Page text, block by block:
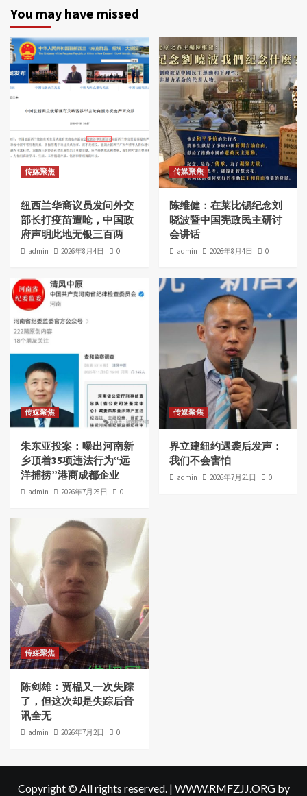
分
页
You may have missed
传媒聚焦
纽西兰华裔议员发问外交
部长打疫苗遭呛，中国政
府声明此地无银三百两
admin 2026年8月4日 0
传媒聚焦
陈维健：在莱比锡纪念刘
晓波暨中国宪政民主研讨
会讲话
admin 2026年8月4日 0
传媒聚焦
朱东亚投案：曝出河南新
乡顶着35项违法行为“远
洋捕捞”港商成都企业
admin 2026年7月28日 0
传媒聚焦
界立建纽约遇袭后发声：
我们不会害怕
admin 2026年7月21日 0
传媒聚焦
陈剑雄：贾榀又一次失踪
了，但这次却是失踪后音
讯全无
admin 2026年7月2日 0
Copyright © All rights reserved. | WWW.RMFZJJ.ORGby